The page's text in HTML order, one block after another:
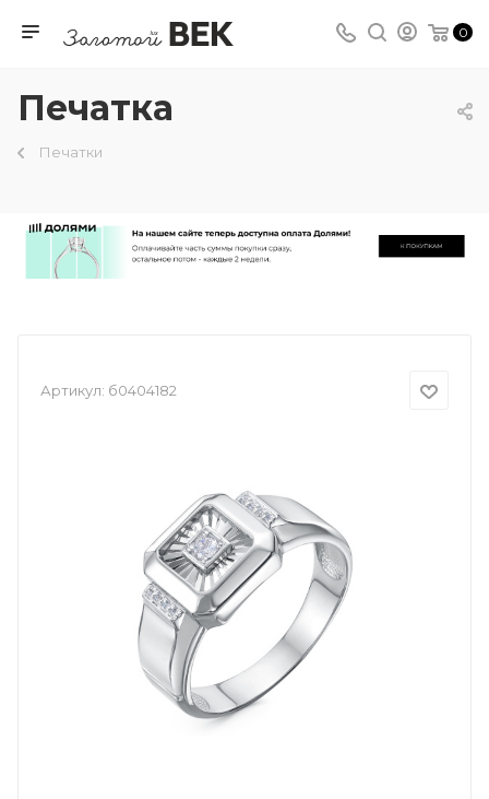
0
Печатка
Печатки
Артикул: б0404182